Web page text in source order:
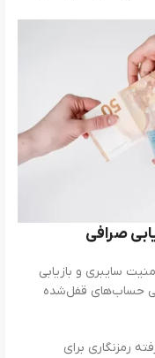
صرافی
سایبری و بازیابی
حساب‌های قفل‌شده
رمزنگاری برای